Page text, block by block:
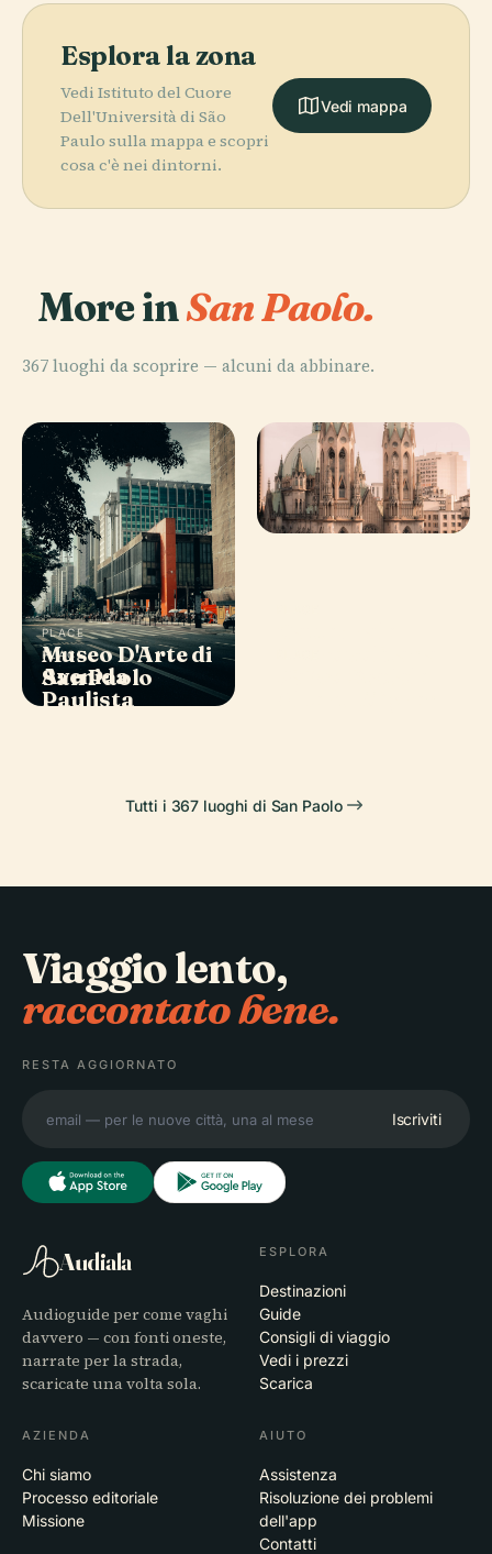
Esplora la zona
Vedi Istituto del Cuore
Dell'Università di São
Paulo sulla mappa e scopri
cosa c'è nei dintorni.
Vedi mappa
More inSan Paolo.
367 luoghi da scoprire — alcuni da abbinare.
PLACE
Museo D'Arte di
San Paolo
PLACE
Avenida
Paulista
Tutti i 367 luoghi di San Paolo
Viaggio lento,
raccontato bene.
RESTA AGGIORNATO
Iscriviti
Audiala
Audioguide per come vaghi
davvero — con fonti oneste,
narrate per la strada,
scaricate una volta sola.
ESPLORA
Destinazioni
Guide
Consigli di viaggio
Vedi i prezzi
Scarica
AZIENDA
Chi siamo
Processo editoriale
Missione
AIUTO
Assistenza
Risoluzione dei problemi
dell'app
Contatti